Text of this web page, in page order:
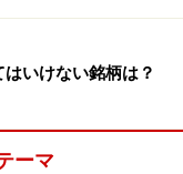
益（率）： 12.44
失（率）： -5.22
はいけない銘柄は？
ーマ